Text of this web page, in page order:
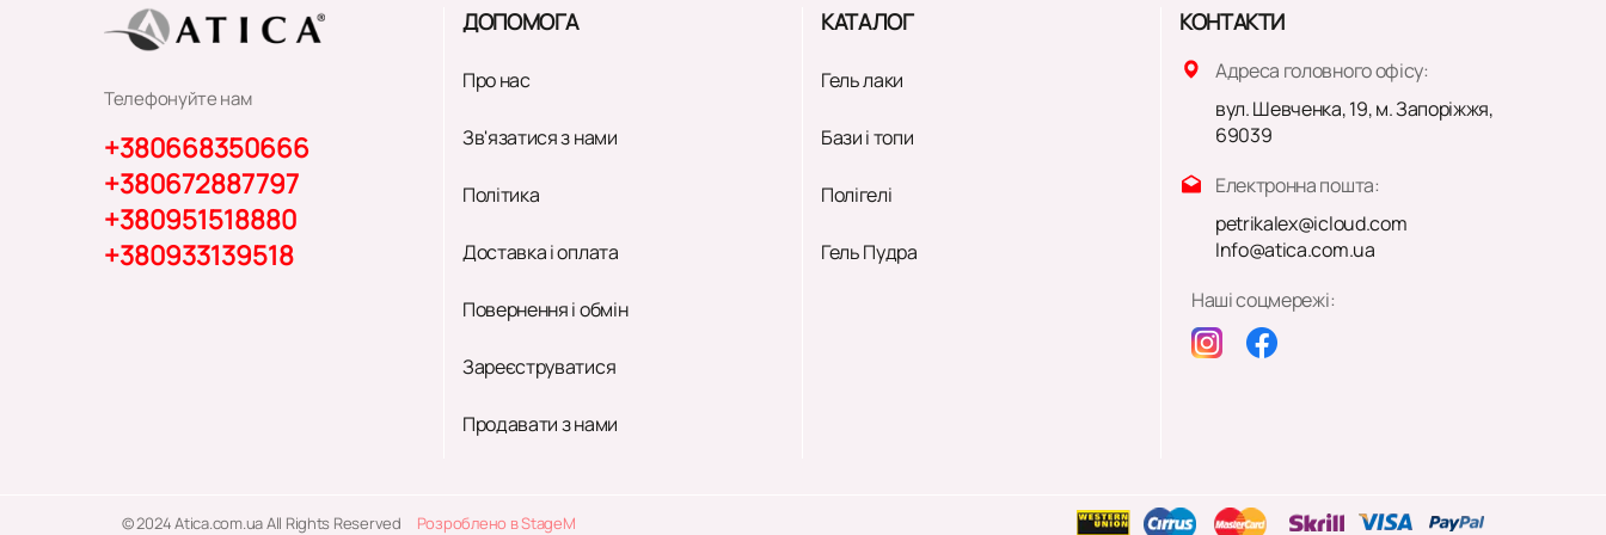
Телефонуйте нам
+380668350666
+380672887797
+380951518880
+380933139518
ДОПОМОГА
Про нас
Зв'язатися з нами
Політика
Доставка і оплата
Повернення і обмін
Зареєструватися
Продавати з нами
КАТАЛОГ
Гель лаки
Бази і топи
Полігелі
Гель Пудра
КОНТАКТИ
Адреса головного офісу:
вул. Шевченка, 19, м. Запоріжжя,
69039
Електронна пошта:
petrikalex@icloud.com
Info@atica.com.ua
Наші соцмережі:
© 2024 Atica.com.ua All Rights Reserved Розроблено в StageM